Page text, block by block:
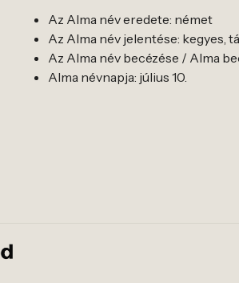
Az Alma név eredete: német
Az Alma név jelentése: kegyes,
Az Alma név becézése / Alma
Alma névnapja: július 10.